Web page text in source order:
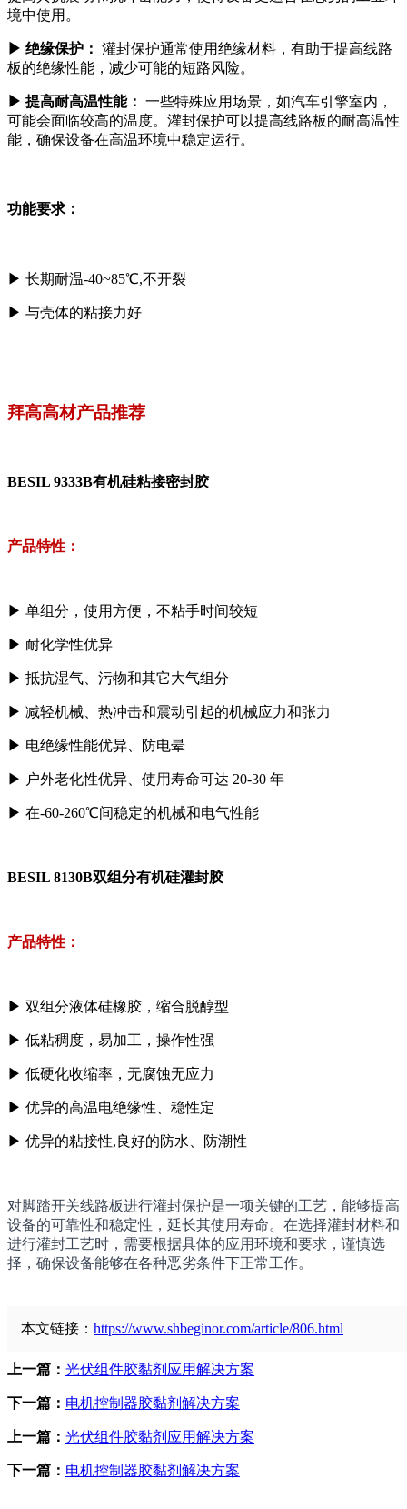
境中使用。
▶ 绝缘保护： 灌封保护通常使用绝缘材料，有助于提高线路
板的绝缘性能，减少可能的短路风险。
▶ 提高耐高温性能： 一些特殊应用场景，如汽车引擎室内，
可能会面临较高的温度。灌封保护可以提高线路板的耐高温性
能，确保设备在高温环境中稳定运行。
功能要求：
▶ 长期耐温-40~85℃,不开裂
▶ 与壳体的粘接力好
拜高高材产品推荐
BESIL 9333B有机硅粘接密封胶
产品特性：
▶ 单组分，使用方便，不粘手时间较短
▶ 耐化学性优异
▶ 抵抗湿气、污物和其它大气组分
▶ 减轻机械、热冲击和震动引起的机械应力和张力
▶ 电绝缘性能优异、防电晕
▶ 户外老化性优异、使用寿命可达 20-30 年
▶ 在-60-260℃间稳定的机械和电气性能
BESIL 8130B双组分有机硅灌封胶
产品特性：
▶ 双组分液体硅橡胶，缩合脱醇型
▶ 低粘稠度，易加工，操作性强
▶ 低硬化收缩率，无腐蚀无应力
▶ 优异的高温电绝缘性、稳性定
▶ 优异的粘接性,良好的防水、防潮性
对脚踏开关线路板进行灌封保护是一项关键的工艺，能够提高
设备的可靠性和稳定性，延长其使用寿命。在选择灌封材料和
进行灌封工艺时，需要根据具体的应用环境和要求，谨慎选
择，确保设备能够在各种恶劣条件下正常工作。
本文链接： https://www.shbeginor.com/article/806.html
上一篇： 光伏组件胶黏剂应用解决方案
下一篇： 电机控制器胶黏剂解决方案
上一篇： 光伏组件胶黏剂应用解决方案
下一篇： 电机控制器胶黏剂解决方案